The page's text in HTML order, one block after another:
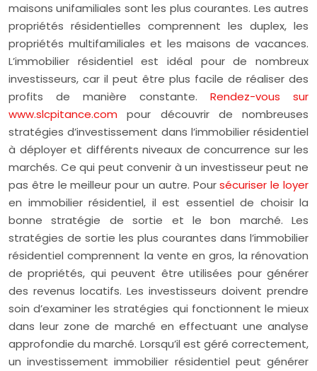
maisons unifamiliales sont les plus courantes. Les autres
propriétés résidentielles comprennent les duplex, les
propriétés multifamiliales et les maisons de vacances.
L’immobilier résidentiel est idéal pour de nombreux
investisseurs, car il peut être plus facile de réaliser des
profits de manière constante. Rendez-vous sur
www.slcpitance.com pour découvrir de nombreuses
stratégies d’investissement dans l’immobilier résidentiel
à déployer et différents niveaux de concurrence sur les
marchés. Ce qui peut convenir à un investisseur peut ne
pas être le meilleur pour un autre. Poursécuriser le loyer
en immobilier résidentiel, il est essentiel de choisir la
bonne stratégie de sortie et le bon marché. Les
stratégies de sortie les plus courantes dans l’immobilier
résidentiel comprennent la vente en gros, la rénovation
de propriétés, qui peuvent être utilisées pour générer
des revenus locatifs. Les investisseurs doivent prendre
soin d’examiner les stratégies qui fonctionnent le mieux
dans leur zone de marché en effectuant une analyse
approfondie du marché. Lorsqu’il est géré correctement,
un investissement immobilier résidentiel peut générer